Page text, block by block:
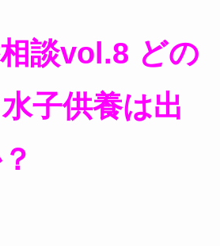
談vol.8 どの
子供養は出